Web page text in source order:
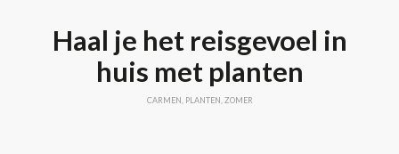
Haal je het reisgevoel in
huis met planten
CARMEN PLANTEN ZOMER